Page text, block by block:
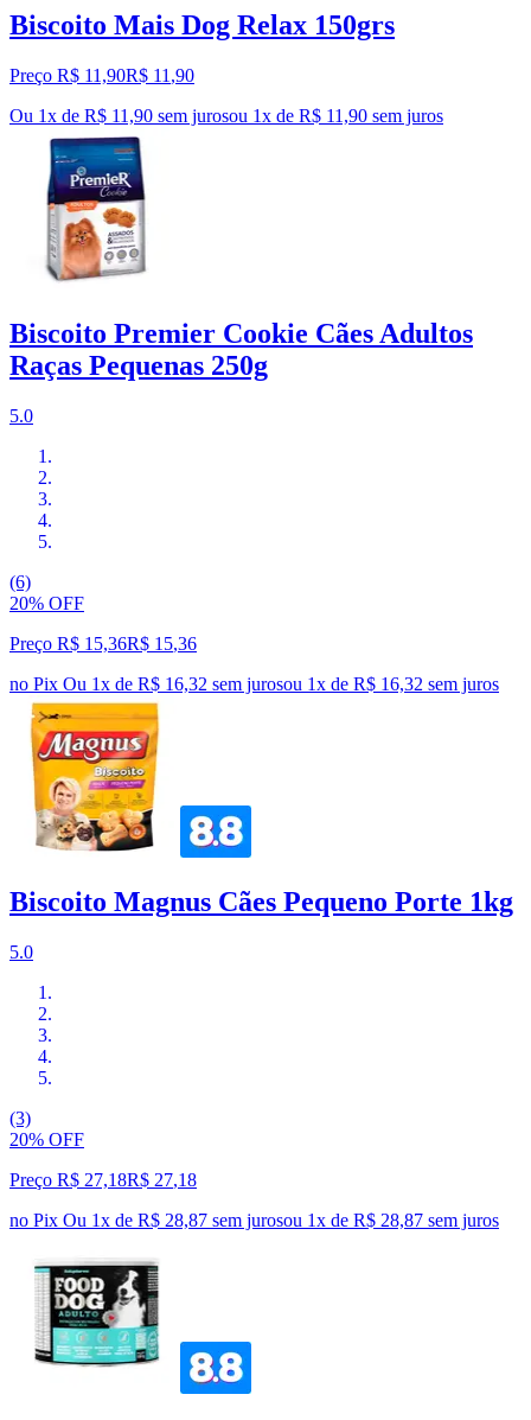
Biscoito Mais Dog Relax 150grs
Preço R$ 11,90R$ 11 ,90
Ou 1x de R$ 11,90 sem jurosou 1x de R$ 11,90 sem juros
Biscoito Premier Cookie Cães Adultos
Raças Pequenas 250g
5.0
(6)
20% OFF
Preço R$ 15,36R$ 15,36
no Pix Ou 1x de R$ 16,32 sem jurosou 1x de R$ 16,32 sem juros
Biscoito Magnus Cães Pequeno Porte 1kg
5.0
(3)
20% OFF
Preço R$ 27,18R$ 27,18
no Pix Ou 1x de R$ 28,87 sem jurosou 1x de R$ 28,87 sem juros